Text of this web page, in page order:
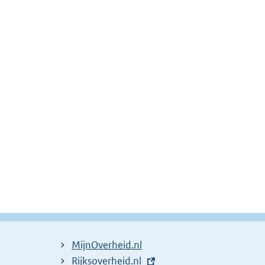
MijnOverheid.nl
E
Rijksoverheid.nl